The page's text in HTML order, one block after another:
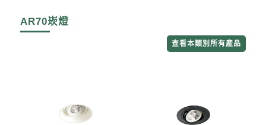
AR70崁燈
查看本類別所有產品